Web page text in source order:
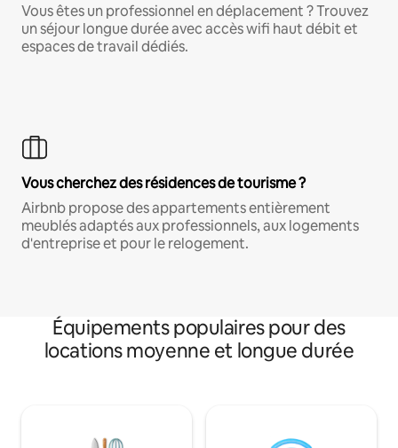
Vous êtes un professionnel en déplacement ? Trouvez
un séjour longue durée avec accès wifi haut débit et
espaces de travail dédiés.
Vous cherchez des résidences de tourisme ?
Airbnb propose des appartements entièrement
meublés adaptés aux professionnels, aux logements
d'entreprise et pour le relogement.
Équipements populaires pour des
locations moyenne et longue durée